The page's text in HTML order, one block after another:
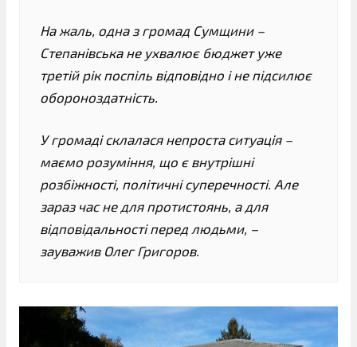
На жаль, одна з громад Сумщини –
Степанівська не ухвалює бюджет уже
третій рік поспіль відповідно і не підсилює
обороноздатність.
У громаді склалася непроста ситуація –
маємо розуміння, що є внутрішні
розбіжності, політичні суперечності. Але
зараз час не для протистоянь, а для
відповідальності перед людьми, –
зауважив Олег Григоров.